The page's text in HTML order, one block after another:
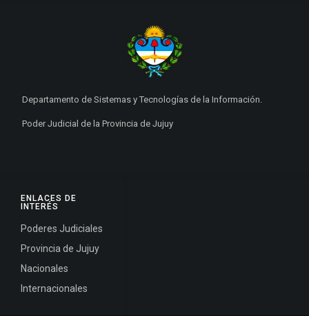
ENLACES DE
INTERÉS
Poderes Judiciales
Provincia de Jujuy
Nacionales
Internacionales
Departamento de Sistemas y Tecnologías de la Información.
Poder Judicial de la Provincia de Jujuy